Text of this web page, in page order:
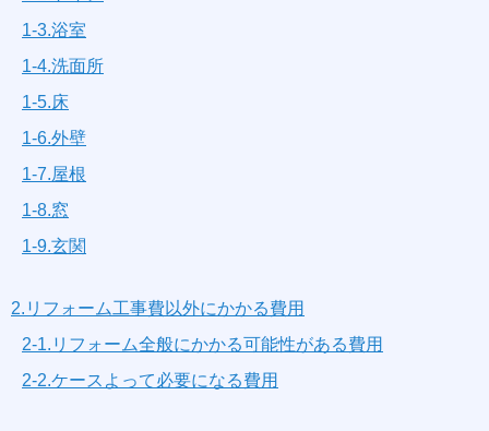
1-3.浴室
1-4.洗面所
1-5.床
1-6.外壁
1-7.屋根
1-8.窓
1-9.玄関
2.リフォーム工事費以外にかかる費用
2-1.リフォーム全般にかかる可能性がある費用
2-2.ケースよって必要になる費用